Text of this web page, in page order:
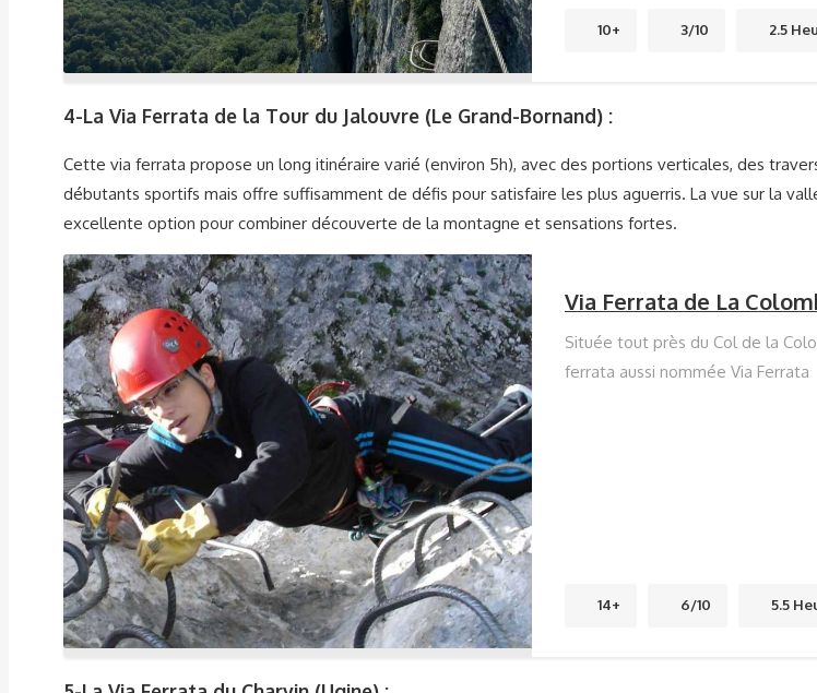
10+ 3/10 2.5
4-La Via Ferrata de la Tour du Jalouvre (Le Grand-Bornand) :
Cette via ferrata propose un long itinéraire varié (environ 5h), avec des portions verticales, des
débutants sportifs mais offre suffisamment de défis pour satisfaire les plus aguerris. La vue sur la
excellente option pour combiner découverte de la montagne et sensations fortes.
Via Ferrata de La
Située tout près du Col de la
ferrata aussi nommée Via Ferrata
14+ 6/10 5.5